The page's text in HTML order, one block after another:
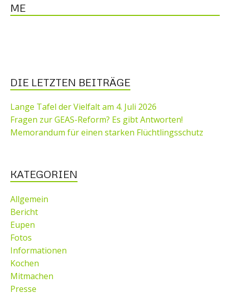
ME
DIE LETZTEN BEITRÄGE
Lange Tafel der Vielfalt am 4. Juli 2026
Fragen zur GEAS-Reform? Es gibt Antworten!
Memorandum für einen starken Flüchtlingsschutz
KATEGORIEN
Allgemein
Bericht
Eupen
Fotos
Informationen
Kochen
Mitmachen
Presse